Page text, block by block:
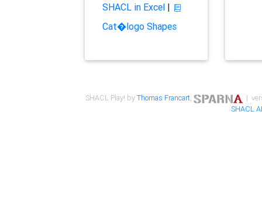
SHACL in Excel|
Cat�logo Shapes
SHACL Play! byThomas Francart,
|
SHACL